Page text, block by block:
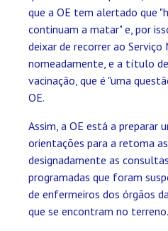
que a OE tem alertado que
continuam a matar" e, por
deixar de recorrer ao Serviço
nomeadamente, e a título
vacinação, que é "uma
OE.
Assim, a OE está a preparar
orientações para a retoma
designadamente as
programadas que foram
de enfermeiros dos órgãos
que se encontram no terreno.